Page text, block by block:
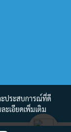
ะประสบการณ์ที่ดี
ะเอียดเพิ่มเติม